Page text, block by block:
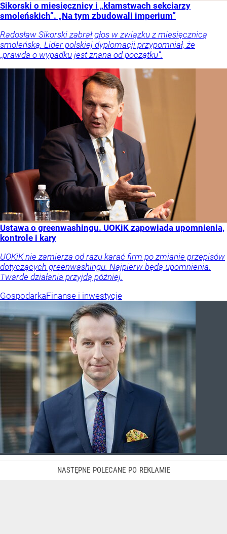
Sikorski o miesięcznicy i „kłamstwach sekciarzy
smoleńskich”. „Na tym zbudowali imperium”
Radosław Sikorski zabrał głos w związku z miesięcznicą
smoleńską. Lider polskiej dyplomacji przypomniał, że
„prawda o wypadku jest znana od początku”.
Ustawa o greenwashingu. UOKiK zapowiada upomnienia,
kontrole i kary
UOKiK nie zamierza od razu karać firm po zmianie przepisów
dotyczących greenwashingu. Najpierw będą upomnienia.
Twarde działania przyjdą później.
GospodarkaFinanse i inwestycje